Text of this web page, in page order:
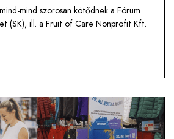
mind szorosan kötődnek a Fórum
(SK), ill. a Fruit of Care Nonprofit Kft.